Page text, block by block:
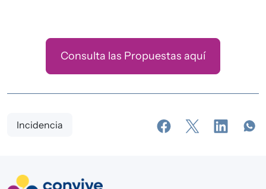
Consulta las Propuestas aquí
Incidencia